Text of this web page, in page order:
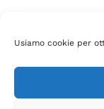
Usiamo cookie per